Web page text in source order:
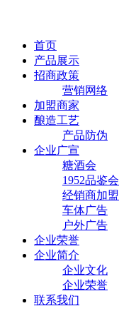
首页
产品展示
招商政策
营销网络
加盟商家
酿造工艺
产品防伪
企业广宣
糖酒会
1952品鉴会
经销商加盟
车体广告
户外广告
企业荣誉
企业简介
企业文化
企业荣誉
联系我们